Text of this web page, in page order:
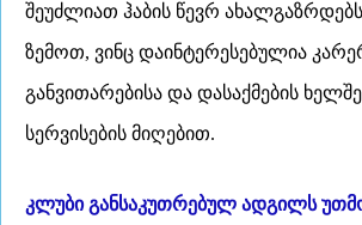
შეუძლიათ ჰაბის წევრ
ზემოთ, ვინც დაინტერესებულია
განვითარებისა და დასაქმების
სერვისების მიღებით.
კლუბი განსაკუთრებულ ადგილს